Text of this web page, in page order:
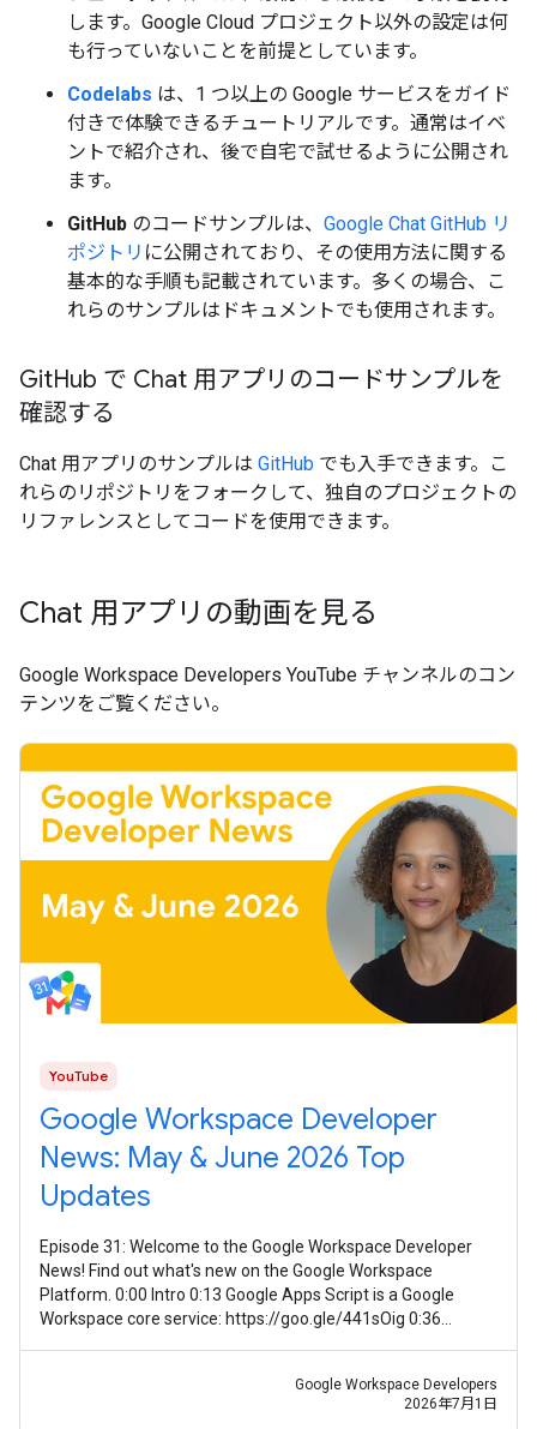
します。Google Cloud プロジェクト以外の設定は何
も行っていないことを前提としています。
Codelabs は、1 つ以上の Google サービスをガイド
付きで体験できるチュートリアルです。通常はイベ
ントで紹介され、後で自宅で試せるように公開され
ます。
GitHub のコードサンプルは、 Google Chat GitHub リ
ポジトリ に公開されており、その使用方法に関する
基本的な手順も記載されています。多くの場合、こ
れらのサンプルはドキュメントでも使用されます。
GitHub で Chat 用アプリのコードサンプルを
確認する
Chat 用アプリのサンプルは GitHub でも入手できます。こ
れらのリポジトリをフォークして、独自のプロジェクトの
リファレンスとしてコードを使用できます。
Chat 用アプリの動画を見る
Google Workspace Developers YouTube チャンネルのコン
テンツをご覧ください。
YouTube
Google Workspace Developer
News: May & June 2026 Top
Updates
Episode 31: Welcome to the Google Workspace Developer
News! Find out what's new on the Google Workspace
Platform. 0:00 Intro 0:13 Google Apps Script is a Google
Workspace core service: https://goo.gle/441sOig 0:36
Google Workspace Developers
2026年7月1日